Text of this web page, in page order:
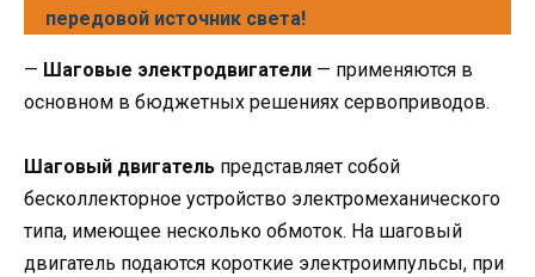
передовой источник света!
— Шаговые электродвигатели — применяются в
основном в бюджетных решениях сервоприводов.
Шаговый двигатель представляет собой
бесколлекторное устройство электромеханического
типа, имеющее несколько обмоток. На шаговый
двигатель подаются короткие электроимпульсы, при